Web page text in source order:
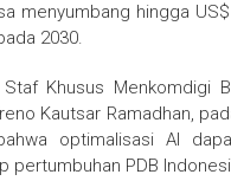
menyumbang hingga
2030.
Khusus Menkomdigi
Kautsar Ramadhan,
optimalisasi AI
pertumbuhan PDB